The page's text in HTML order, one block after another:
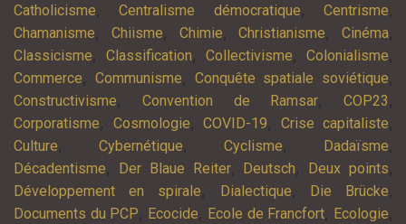
Catholicisme,Centralisme démocratique,Centrisme,
Chamanisme, Chiisme, Chimie,Christianisme, Cinéma,
Classicisme, Classification, Collectivisme, Colonialisme,
Commerce, Communisme, Conquête spatiale soviétique,
Constructivisme, Convention de Ramsar, COP23 ,
Corporatisme, Cosmologie, COVID-19, Crise capitaliste,
Culture, Cybernétique, Cyclisme, Dadaïsme,
Décadentisme, Der Blaue Reiter, Deutsch, Deux points,
Développement en spirale, Dialectique, Die Brücke,
Documents du PCP, Ecocide, Ecole de Francfort, Ecologie,